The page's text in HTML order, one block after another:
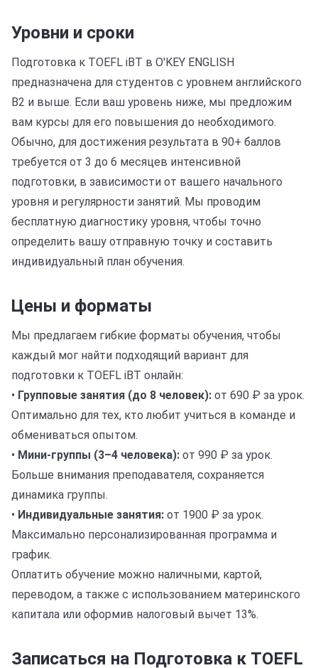
Уровни и сроки
Подготовка к TOEFL iBT в O'KEY ENGLISH
предназначена для студентов с уровнем английского
B2 и выше. Если ваш уровень ниже, мы предложим
вам курсы для его повышения до необходимого.
Обычно, для достижения результата в 90+ баллов
требуется от 3 до 6 месяцев интенсивной
подготовки, в зависимости от вашего начального
уровня и регулярности занятий. Мы проводим
бесплатную диагностику уровня, чтобы точно
определить вашу отправную точку и составить
индивидуальный план обучения.
Цены и форматы
Мы предлагаем гибкие форматы обучения, чтобы
каждый мог найти подходящий вариант для
подготовки к TOEFL iBT онлайн:
• Групповые занятия (до 8 человек): от 690 ₽ за урок.
Оптимально для тех, кто любит учиться в команде и
обмениваться опытом.
• Мини-группы (3–4 человека): от 990 ₽ за урок.
Больше внимания преподавателя, сохраняется
динамика группы.
• Индивидуальные занятия: от 1900 ₽ за урок.
Максимально персонализированная программа и
график.
Оплатить обучение можно наличными, картой,
переводом, а также с использованием материнского
капитала или оформив налоговый вычет 13%.
Записаться на Подготовка к TOEFL